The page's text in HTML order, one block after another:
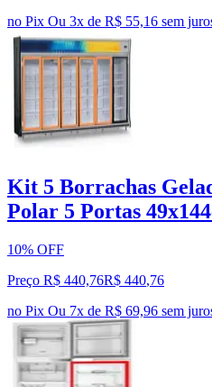
no Pix Ou 3x de R$ 55,16 sem
Kit 5 Borrachas
Polar 5 Portas
10% OFF
Preço R$ 440,76R$ 440,76
no Pix Ou 7x de R$ 69,96 sem